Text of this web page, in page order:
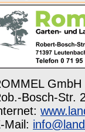
GmbH
Bosch-Str.
Mail: